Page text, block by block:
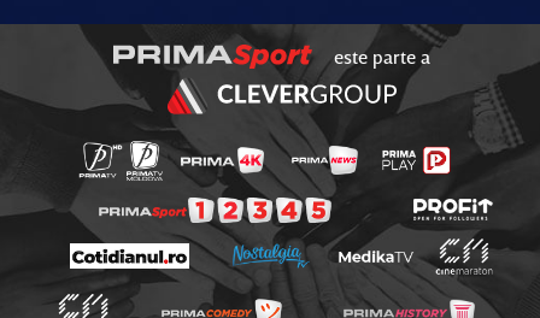
este parte a